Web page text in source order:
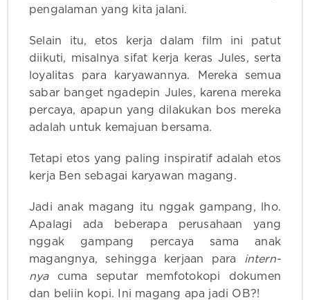
pengalaman yang kita jalani.
Selain itu, etos kerja dalam film ini patut
diikuti, misalnya sifat kerja keras Jules, serta
loyalitas para karyawannya. Mereka semua
sabar banget ngadepin Jules, karena mereka
percaya, apapun yang dilakukan bos mereka
adalah untuk kemajuan bersama.
Tetapi etos yang paling inspiratif adalah etos
kerja Ben sebagai karyawan magang.
Jadi anak magang itu nggak gampang, lho.
Apalagi ada beberapa perusahaan yang
nggak gampang percaya sama anak
magangnya, sehingga kerjaan para intern-
nyacuma seputar memfotokopi dokumen
dan beliin kopi. Ini magang apa jadi OB?!